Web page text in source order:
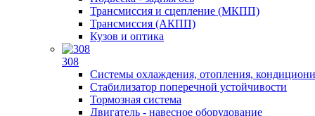
Трансмиссия и сцепление (МКПП)
Трансмиссия (АКПП)
Кузов и оптика
308
Системы охлаждения, отопления,
Стабилизатор поперечной устойчивости
Тормозная система
Двигатель - навесное оборудование